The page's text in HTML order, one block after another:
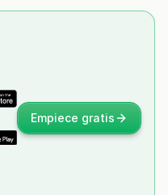
Empiece gratis